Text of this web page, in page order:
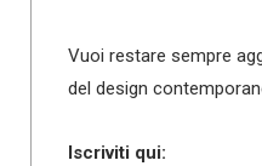
Vuoi restare sempre
del design
Iscriviti qui: